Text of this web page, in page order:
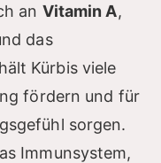
an Vitamin A,
das
Kürbis viele
fördern und für
sorgen.
Immunsystem,